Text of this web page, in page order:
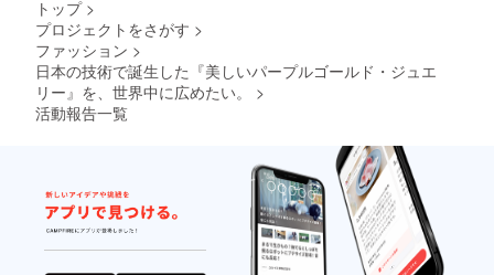
トップ >
プロジェクトをさがす >
ファッション >
日本の技術で誕生した『美しいパープルゴールド・ジュエ
リー』を、世界中に広めたい。
>
活動報告一覧